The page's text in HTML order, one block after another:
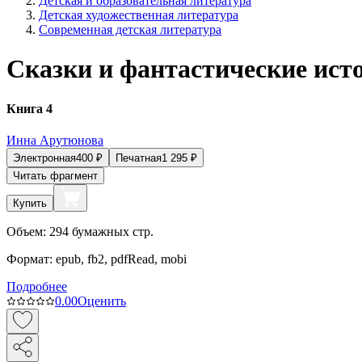
Детская художественная литература
Современная детская литература
Сказки и фантастические
Книга 4
Инна Арутюнова
Электронная400 ₽ Печатная1 295 ₽
Читать фрагмент
Купить
Объем: 294 бумажных стр.
Формат: epub, fb2, pdfRead, mobi
Подробнее
0.00Оценить